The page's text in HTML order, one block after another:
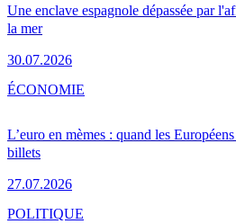
Une enclave espagnole dépassée par
la mer
30.07.2026
L’euro en mèmes : quand les
billets
27.07.2026
ÉCONOMIE
POLITIQUE